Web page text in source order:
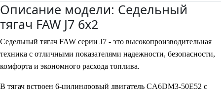
Описание модели: Седельный
тягач FAW J7 6х2
Седельный тягач FAW серии J7 - это высокопроизводительная
техника с отличными показателями надежности, безопасности,
комфорта и экономного расхода топлива.
В тягач встроен 6-цилиндровый двигатель CA6DM3-50E52 с